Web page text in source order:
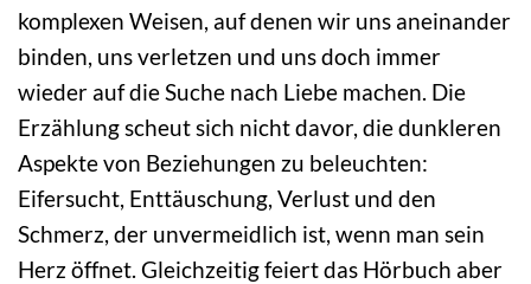
komplexen Weisen, auf denen wir uns aneinander
binden, uns verletzen und uns doch immer
wieder auf die Suche nach Liebe machen. Die
Erzählung scheut sich nicht davor, die dunkleren
Aspekte von Beziehungen zu beleuchten:
Eifersucht, Enttäuschung, Verlust und den
Schmerz, der unvermeidlich ist, wenn man sein
Herz öffnet. Gleichzeitig feiert das Hörbuch aber